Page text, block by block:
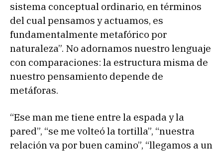
sistema conceptual ordinario, en términos
del cual pensamos y actuamos, es
fundamentalmente metafórico por
naturaleza”. No adornamos nuestro lenguaje
con comparaciones: la estructura misma de
nuestro pensamiento depende de
metáforas.
“Ese man me tiene entre la espada y la
pared”, “se me volteó la tortilla”, “nuestra
relación va por buen camino”, “llegamos a un